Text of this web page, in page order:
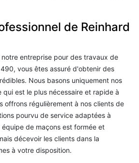
de Reinhard
entreprise pour des travaux de
vous êtes assuré d'obtenir des
Nous basons uniquement nos
qui est le plus nécessaire et rapide à
offrons régulièrement à nos clients de
pourvu de service adaptées à
de maçons est formée et
décevoir les clients dans la
à votre disposition.